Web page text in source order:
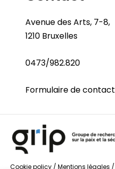
Avenue des Arts, 7-8,
1210 Bruxelles
0473/982.820
Formulaire de contact
Cookie policy / Mentions légales /